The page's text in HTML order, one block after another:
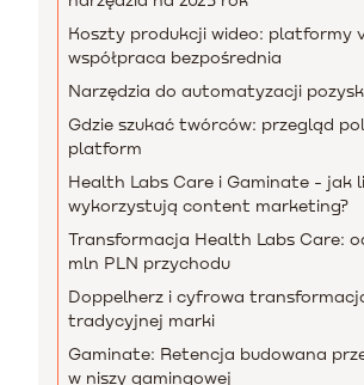
Koszty produkcji wideo: platformy
współpraca bezpośrednia
Narzędzia do automatyzacji
Gdzie szukać twórców: przegląd
platform
Health Labs Care i Gaminate - jak
wykorzystują content marketing?
Transformacja Health Labs Care:
mln PLN przychodu
Doppelherz i cyfrowa
tradycyjnej marki
Gaminate: Retencja budowana
w niszy gamingowej